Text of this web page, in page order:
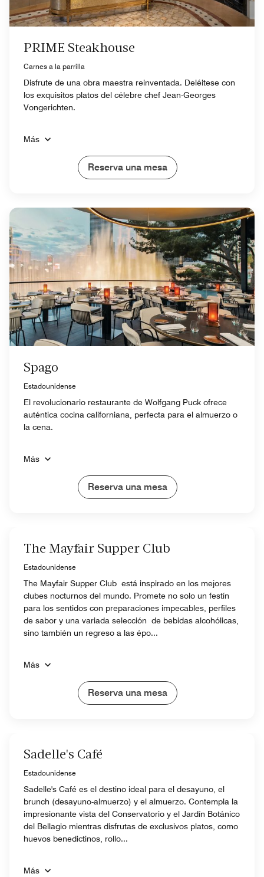
PRIME Steakhouse
Carnes a la parrilla
Disfrute de una obra maestra reinventada. Deléitese con
los exquisitos platos del célebre chef Jean-Georges
Vongerichten.
Más
Reserva una mesa
Spago
Estadounidense
El revolucionario restaurante de Wolfgang Puck ofrece
auténtica cocina californiana, perfecta para el almuerzo o
la cena.
Más
Reserva una mesa
The Mayfair Supper Club
Estadounidense
The Mayfair Supper Club está inspirado en los mejores
clubes nocturnos del mundo. Promete no solo un festín
para los sentidos con preparaciones impecables, perfiles
de sabor y una variada selección de bebidas alcohólicas,
sino también un regreso a las épo...
Más
Reserva una mesa
Sadelle's Café
Estadounidense
Sadelle's Café es el destino ideal para el desayuno, el
brunch (desayuno-almuerzo) y el almuerzo. Contempla la
impresionante vista del Conservatorio y el Jardín Botánico
del Bellagio mientras disfrutas de exclusivos platos, como
huevos benedictinos, rollo...
Más